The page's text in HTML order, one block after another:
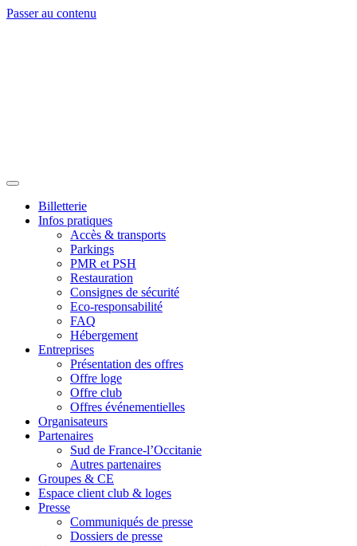
Passer au contenu
Billetterie
Infos pratiques
Accès & transports
Parkings
PMR et PSH
Restauration
Consignes de sécurité
Eco-responsabilité
FAQ
Hébergement
Entreprises
Présentation des offres
Offre loge
Offre club
Offres événementielles
Organisateurs
Partenaires
Sud de France-l’Occitanie
Autres partenaires
Groupes & CE
Espace client club & loges
Presse
Communiqués de presse
Dossiers de presse